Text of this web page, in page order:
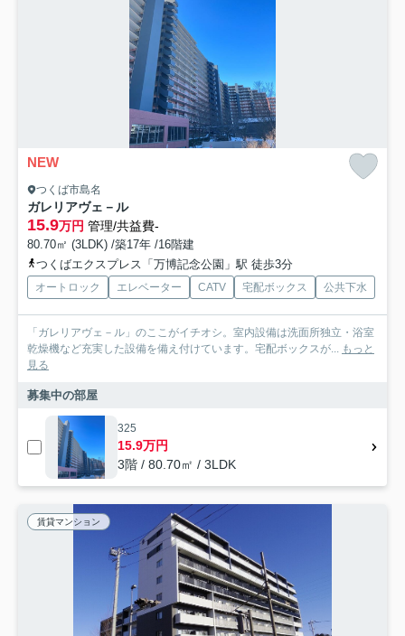
NEW
つくば市島名
ガレリアヴェ－ル
15.9万円 管理/共益費-
80.70㎡ (3LDK) /築17年 /16階建
つくばエクスプレス「万博記念公園」駅 徒歩3分
オートロック エレベーター CATV 宅配ボックス 公共下水
「ガレリアヴェ－ル」のここがイチオシ。室内設備は洗面所独立・浴室
乾燥機など充実した設備を備え付けています。宅配ボックスが... もっと
見る
募集中の部屋
325
15.9万円
3階 / 80.70㎡ / 3LDK
賃貸マンション